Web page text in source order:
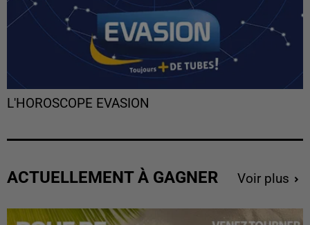
L'HOROSCOPE EVASION
ACTUELLEMENT À GAGNER Voir plus